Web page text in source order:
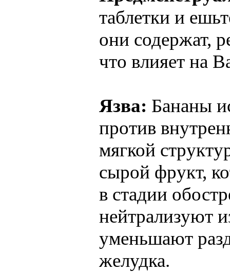
таблетки и
они содержат,
что влияет на
Язва: Бананы
против
мягкой
сырой фрукт,
в стадии
нейтрализуют
уменьшают
желудка.